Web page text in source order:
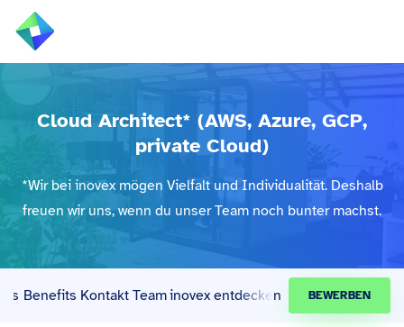
BRANCHEN
REFERENZEN
Alle
Cloud Architect* (AWS, Azure, GCP,
private Cloud)
*Wir bei inovex mögen Vielfalt und Individualität. Deshalb
freuen wir uns, wenn du unser Team noch bunter machst.
Benefits Kontakt Teaminovex entdecken BEWERBEN